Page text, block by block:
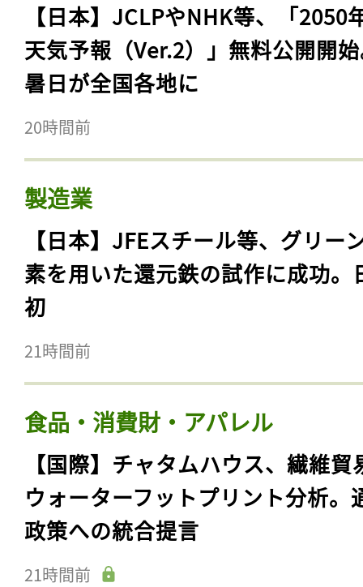
【日本】JCLPやNHK等、「2050
天気予報（Ver.2）」無料公開開
暑日が全国各地に
20時間前
製造業
【日本】JFEスチール等、グリー
素を用いた還元鉄の試作に成功。
初
21時間前
食品・消費財・アパレル
【国際】チャタムハウス、繊維貿
ウォーターフットプリント分析。
政策への統合提言
21時間前